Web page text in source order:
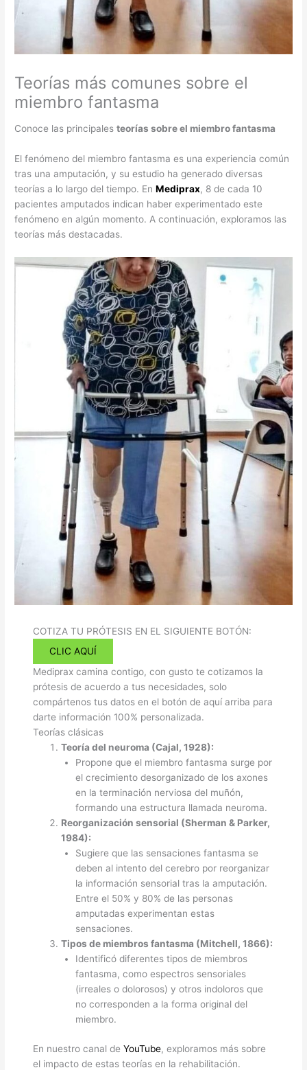
Teorías más comunes sobre el
miembro fantasma
Conoce las principalesteorías sobre el miembro fantasma
El fenómeno del miembro fantasma es una experiencia común
tras una amputación, y su estudio ha generado diversas
teorías a lo largo del tiempo. EnMediprax, 8 de cada 10
pacientes amputados indican haber experimentado este
fenómeno en algún momento. A continuación, exploramos las
teorías más destacadas.
COTIZA TU PRÓTESIS EN EL SIGUIENTE BOTÓN:
CLIC AQUÍ
Mediprax camina contigo, con gusto te cotizamos la
prótesis de acuerdo a tus necesidades, solo
compártenos tus datos en el botón de aquí arriba para
darte información 100% personalizada.
Teorías clásicas
Teoría del neuroma (Cajal, 1928):
Propone que el miembro fantasma surge por
el crecimiento desorganizado de los axones
en la terminación nerviosa del muñón,
formando una estructura llamada neuroma.
Reorganización sensorial (Sherman & Parker,
1984):
Sugiere que las sensaciones fantasma se
deben al intento del cerebro por reorganizar
la información sensorial tras la amputación.
Entre el 50% y 80% de las personas
amputadas experimentan estas
sensaciones.
Tipos de miembros fantasma (Mitchell, 1866):
Identificó diferentes tipos de miembros
fantasma, como espectros sensoriales
(irreales o dolorosos) y otros indoloros que
no corresponden a la forma original del
miembro.
En nuestro canal deYouTube, exploramos más sobre
el impacto de estas teorías en la rehabilitación.